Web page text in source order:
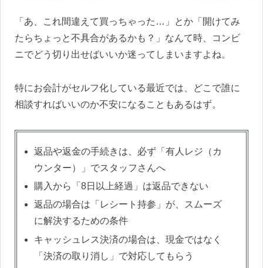
「あ、これ間違えて買っちゃった…」とか「開けてみ
たらちょっと不具合があるかも？」なんて時、コンビ
ニでどう切り出せばいいか迷ってしまいますよね。
特にお会計がセルフ化している最近では、どこで誰に
相談すればいいのか不安になることもあるはず。
返品や返金の手続きは、必ず「有人レジ（カ
ウンター）」でスタッフさんへ
購入から「8日以上経過」は返品できない
返品の場合は「レシート持参」が、スムーズ
に解決するための条件
キャッシュレス決済の場合は、現金ではなく
「決済の取り消し」で対応してもらう